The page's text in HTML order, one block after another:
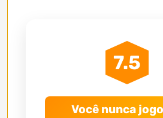
7.5
Você nunca